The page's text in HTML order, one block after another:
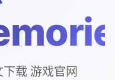
载 游戏官网